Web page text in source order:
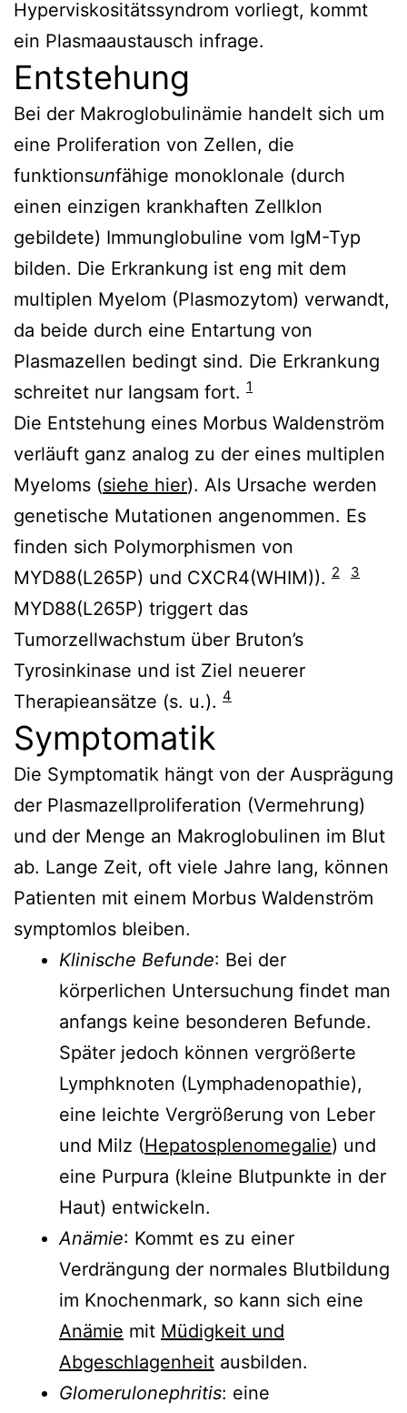
Hyperviskositätssyndrom vorliegt, kommt
ein Plasmaaustausch infrage.
Entstehung
Bei der Makroglobulinämie handelt sich um
eine Proliferation von Zellen, die
funktionsunfähige monoklonale (durch
einen einzigen krankhaften Zellklon
gebildete) Immunglobuline vom IgM-Typ
bilden. Die Erkrankung ist eng mit dem
multiplen Myelom (Plasmozytom) verwandt,
da beide durch eine Entartung von
Plasmazellen bedingt sind. Die Erkrankung
schreitet nur langsam fort. 1
Die Entstehung eines Morbus Waldenström
verläuft ganz analog zu der eines multiplen
Myeloms (siehe hier). Als Ursache werden
genetische Mutationen angenommen. Es
finden sich Polymorphismen von
MYD88(L265P) und CXCR4(WHIM)). 2 3
MYD88(L265P) triggert das
Tumorzellwachstum über Bruton’s
Tyrosinkinase und ist Ziel neuerer
Therapieansätze (s. u.). 4
Symptomatik
Die Symptomatik hängt von der Ausprägung
der Plasmazellproliferation (Vermehrung)
und der Menge an Makroglobulinen im Blut
ab. Lange Zeit, oft viele Jahre lang, können
Patienten mit einem Morbus Waldenström
symptomlos bleiben.
Klinische Befunde: Bei der
körperlichen Untersuchung findet man
anfangs keine besonderen Befunde.
Später jedoch können vergrößerte
Lymphknoten (Lymphadenopathie),
eine leichte Vergrößerung von Leber
und Milz (Hepatosplenomegalie) und
eine Purpura (kleine Blutpunkte in der
Haut) entwickeln.
Anämie: Kommt es zu einer
Verdrängung der normales Blutbildung
im Knochenmark, so kann sich eine
Anämie mit Müdigkeit und
Abgeschlagenheit ausbilden.
Glomerulonephritis: eine